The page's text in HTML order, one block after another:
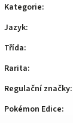
Kategorie:
Jazyk:
Třída:
Rarita:
Regulační značky:
Pokémon Edice: